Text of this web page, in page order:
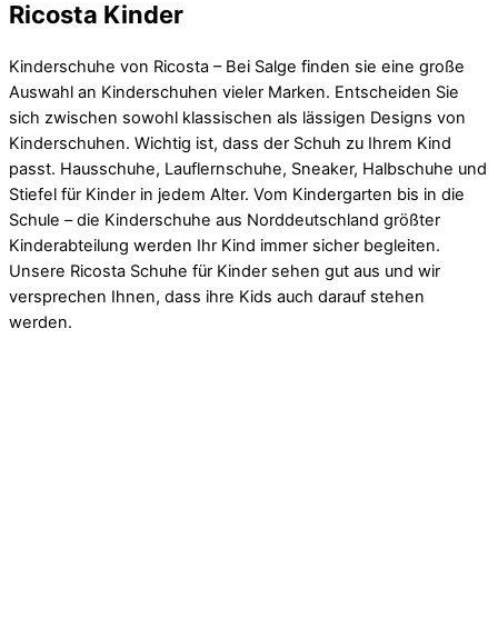
Ricosta Kinder
Kinderschuhe von Ricosta – Bei Salge finden sie eine große
Auswahl an Kinderschuhen vieler Marken. Entscheiden Sie
sich zwischen sowohl klassischen als lässigen Designs von
Kinderschuhen. Wichtig ist, dass der Schuh zu Ihrem Kind
passt. Hausschuhe, Lauflernschuhe, Sneaker, Halbschuhe und
Stiefel für Kinder in jedem Alter. Vom Kindergarten bis in die
Schule – die Kinderschuhe aus Norddeutschland größter
Kinderabteilung werden Ihr Kind immer sicher begleiten.
Unsere Ricosta Schuhe für Kinder sehen gut aus und wir
versprechen Ihnen, dass ihre Kids auch darauf stehen
werden.